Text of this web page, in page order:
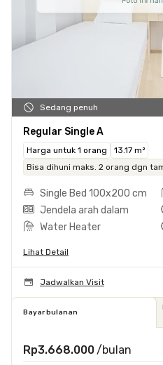
Sedang penuh
Regular Single A
Harga untuk 1 orang
13.17 m²
Bisa dihuni maks. 2 orang dgn
Single Bed 100x200 cm
Jendela arah dalam
Water Heater
Lihat Detail
Jadwalkan Visit
Bayar bulanan
Rp3.668.000 /bulan